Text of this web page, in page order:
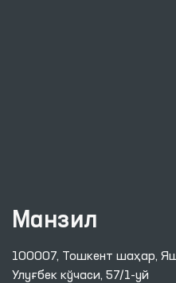
Манзил
100007, Тошкент шаҳар,
Улуғбек кўчаси, 57/1-уй